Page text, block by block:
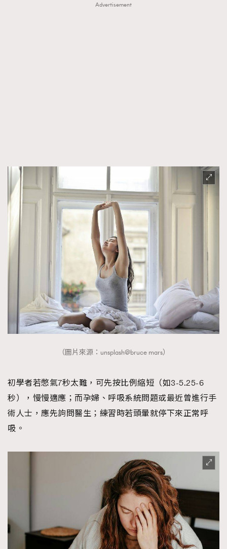
Advertisement
（圖片來源：unsplash@bruce mars）
初學者若憋氣7秒太難，可先按比例縮短（如3-5.25-6
秒），慢慢適應；而孕婦、呼吸系統問題或最近曾進行手
術人士，應先訽問醫生；練習時若頭暈就停下來正常呼
吸。